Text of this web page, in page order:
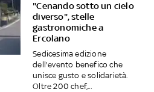
"Cenando sotto un cielo
diverso", stelle
gastronomiche a
Ercolano
Sedicesima edizione
dell'evento benefico che
unisce gusto e solidarietà.
Oltre 200 chef,...